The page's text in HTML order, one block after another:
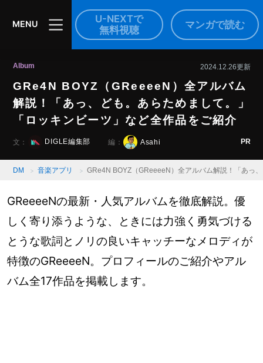
MENU
U-NEXTで
無料視聴
マンガで読む
Album 2024.12.26更新
GRe4N BOYZ（GReeeeN）全アルバム
解説！「あっ、ども。あらためまして。」
「ロッキンビーツ」など全作品をご紹介
文： DIGLE編集部 編： Asahi PR
DM 音楽アプリ GRe4N BOYZ（GReeeeN）全アルバム解説！「あっ
GReeeeNの最新・人気アルバムを徹底解説。優
しく寄り添うような、ときには力強く勇気づける
とうな歌詞とノリの良いキャッチーなメロディが
特徴のGReeeeN。プロフィールのご紹介やアル
バム全17作品を掲載します。